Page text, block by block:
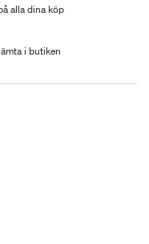
alla dina köp
i butiken